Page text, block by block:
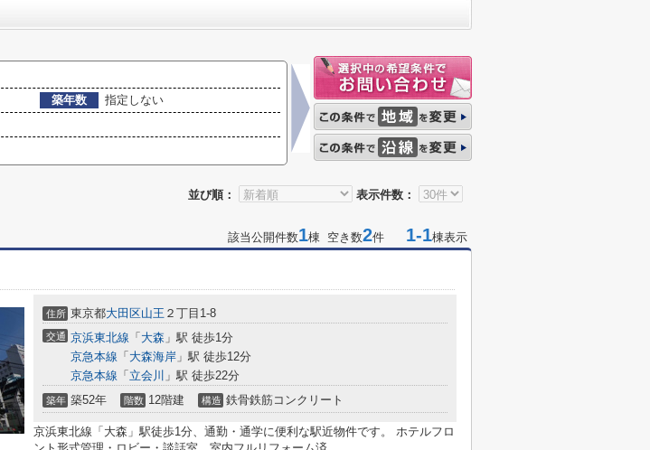
築年数
指定しない
並び順： 表示件数：
該当公開件数1棟 空き数2件 1-1棟表示
住所 東京都大田区山王 ２丁目1-8
交通 京浜東北線 「 大森 」駅 徒歩1分
京急本線 「 大森海岸 」駅 徒歩12分
京急本線 「 立会川 」駅 徒歩22分
築年 築52年 階数 12階建 構造 鉄骨鉄筋コンクリート
京浜東北線「大森」駅徒歩1分、通勤・通学に便利な駅近物件です。 ホテルフロ